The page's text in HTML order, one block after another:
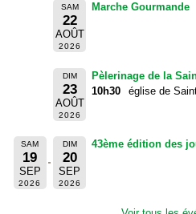
SAM
22
AOÛT
2026
Marche Gourmande
DIM
23
AOÛT
2026
Pèlerinage de la
10h30
église de
SAM
19
SEP
2026
DIM
20
SEP
2026
43ème édition des